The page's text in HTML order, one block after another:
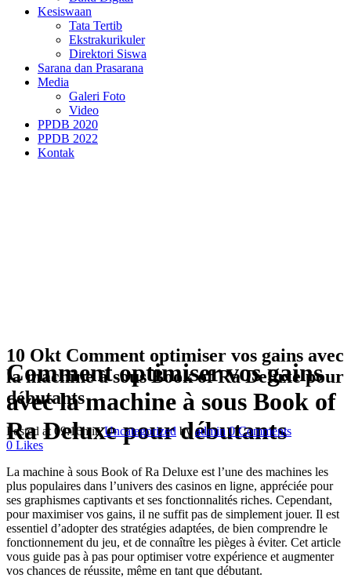
Kesiswaan
Tata Tertib
Ekstrakurikuler
Direktori Siswa
Sarana dan Prasarana
Media
Galeri Foto
Video
PPDB 2020
PPDB 2022
Kontak
Comment optimiser vos gains
avec la machine à sous Book of
Ra Deluxe pour débutants
10 Okt Comment optimiser vos gains avec
la machine à sous Book of Ra Deluxe pour
débutants
Posted at 09:16hinUncategorized by admin 0 Comments
0 Likes
La machine à sous Book of Ra Deluxe est l’une des machines les
plus populaires dans l’univers des casinos en ligne, appréciée pour
ses graphismes captivants et ses fonctionnalités riches. Cependant,
pour maximiser vos gains, il ne suffit pas de simplement jouer. Il est
essentiel d’adopter des stratégies adaptées, de bien comprendre le
fonctionnement du jeu, et de connaître les pièges à éviter. Cet article
vous guide pas à pas pour optimiser votre expérience et augmenter
vos chances de réussite, même en tant que débutant.